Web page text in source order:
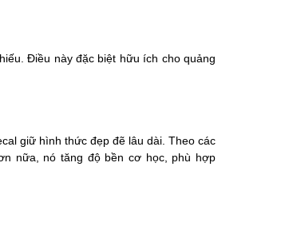
Điều này đặc biệt hữu ích cho quảng
giữ hình thức đẹp đẽ lâu dài. Theo các
nữa, nó tăng độ bền cơ học, phù hợp